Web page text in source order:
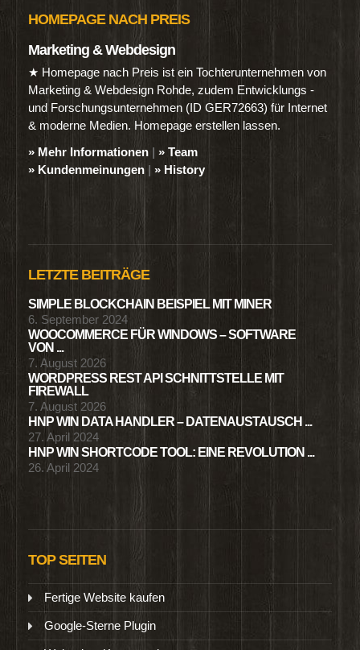
HOMEPAGE NACH PREIS
Marketing & Webdesign
★ Homepage nach Preis ist ein Tochterunternehmen von
Marketing & Webdesign Rohde, zudem Entwicklungs -
und Forschungsunternehmen (ID GER72663) für Internet
& moderne Medien. Homepage erstellen lassen.
» Mehr Informationen | » Team
» Kundenmeinungen | » History
LETZTE BEITRÄGE
SIMPLE BLOCKCHAIN BEISPIEL MIT MINER
6. September 2024
WOOCOMMERCE FÜR WINDOWS – SOFTWARE
VON ...
7. August 2026
WORDPRESS REST API SCHNITTSTELLE MIT
FIREWALL
7. August 2026
HNP WIN DATA HANDLER – DATENAUSTAUSCH ...
27. April 2024
HNP WIN SHORTCODE TOOL: EINE REVOLUTION ...
26. April 2024
TOP SEITEN
Fertige Website kaufen
Google-Sterne Plugin